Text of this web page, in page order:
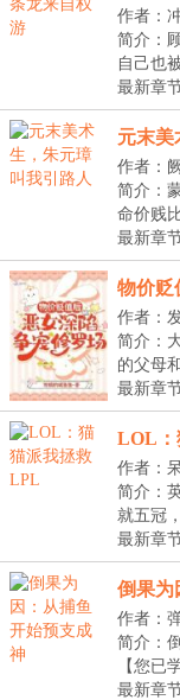
作者：
简介：
自己也
我...
最新章
元末美
作者：
简介：
命价贱
间...
最新章
物价贬
作者：
简介：
的父母
恭...
最新章
LOL：
作者：
简介：
就五冠
了吗...
最新章
倒果为
作者：
简介：
【您已
捕...
最新章